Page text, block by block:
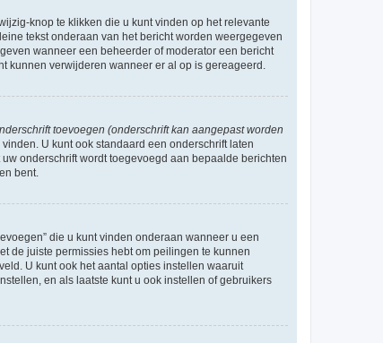
knop te klikken die u kunt vinden op het relevante
tekst onderaan van het bericht worden weergegeven
wanneer een beheerder of moderator een bericht
kunnen verwijderen wanneer er al op is gereageerd.
toevoegen (onderschrift kan aangepast worden
U kunt ook standaard een onderschrift laten
onderschrift wordt toegevoegd aan bepaalde berichten
bent.
die u kunt vinden onderaan wanneer u een
de juiste permissies hebt om peilingen te kunnen
U kunt ook het aantal opties instellen waaruit
en als laatste kunt u ook instellen of gebruikers